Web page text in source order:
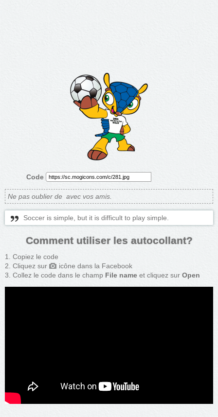
Code
Ne pas oublier de avec vos amis.
Soccer is simple, but it is difficult to play simple.
Comment utiliser les autocollant?
Copiez le code
Cliquez sur
icône dans la Facebook
Collez le code dans le champ File name et cliquez sur Open